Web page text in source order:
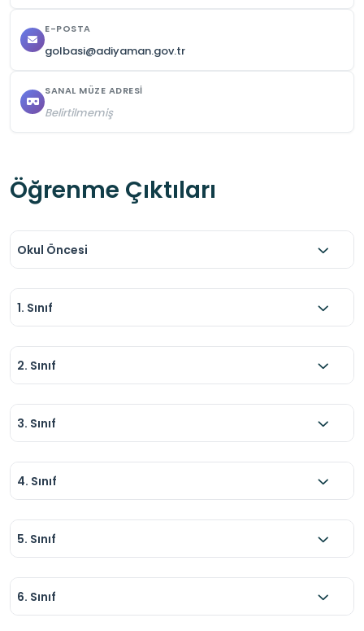
E-POSTA
golbasi@adiyaman.gov.tr
SANAL MÜZE ADRESI
Belirtilmemiş
Öğrenme Çıktıları
Okul Öncesi
1. Sınıf
2. Sınıf
3. Sınıf
4. Sınıf
5. Sınıf
6. Sınıf